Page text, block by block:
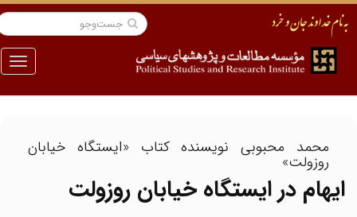
منو
محمد محبوبی نویسنده کتاب «ایستگاه خیابان
روزولت»
ایهام در ایستگاه خیابان روزولت